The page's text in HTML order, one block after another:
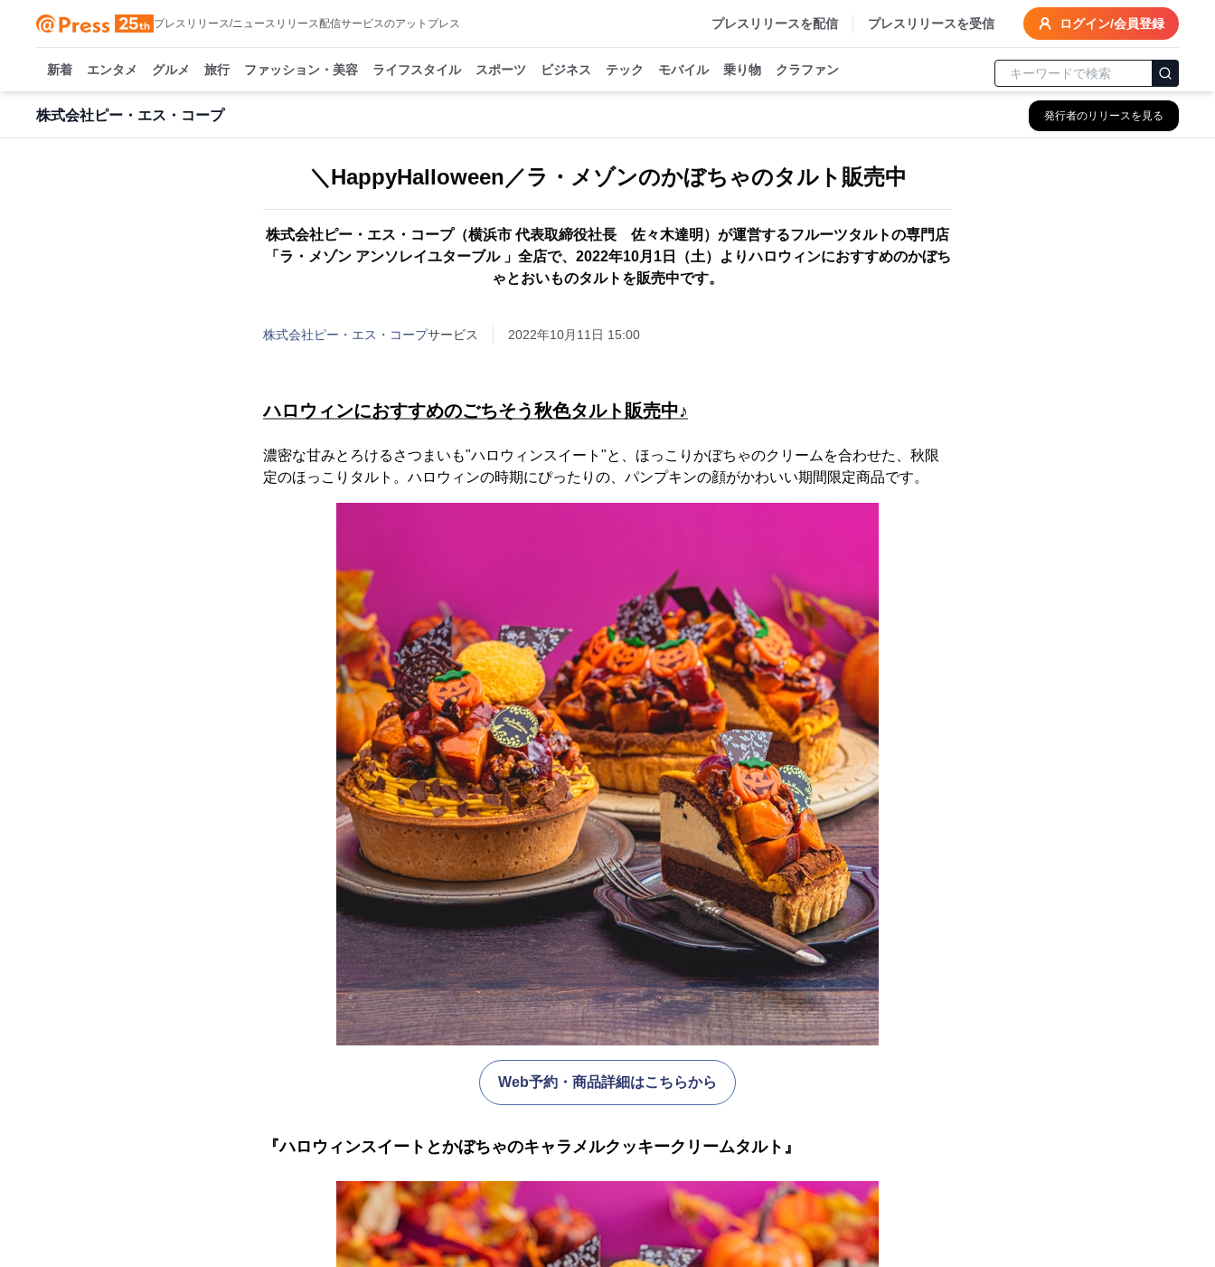
プレスリリース/ニュースリリース配信サービスのアットプレス プレスリリースを配信 プレスリリースを受信 ログイン/会員登録
新着 エンタメ グルメ 旅行 ファッション・美容 ライフスタイル スポーツ ビジネス テック モバイル 乗り物 クラファン
株式会社ピー・エス・コープ 発行者のリリースを見る
＼HappyHalloween／ラ・メゾンのかぼちゃのタルト販売中
株式会社ピー・エス・コープ（横浜市 代表取締役社長 佐々木達明）が運営するフルーツタルトの専門店
「ラ・メゾン アンソレイユターブル 」全店で、2022年10月1日（土）よりハロウィンにおすすめのかぼち
ゃとおいものタルトを販売中です。
株式会社ピー・エス・コープサービス 2022年10月11日 15:00
ハロウィンにおすすめのごちそう秋色タルト販売中♪
濃密な甘みとろけるさつまいも"ハロウィンスイート"と、ほっこりかぼちゃのクリームを合わせた、秋限
定のほっこりタルト。ハロウィンの時期にぴったりの、パンプキンの顔がかわいい期間限定商品です。
Web予約・商品詳細はこちらから
『​​ハロウィンスイートとかぼちゃのキャラメルクッキークリームタルト』